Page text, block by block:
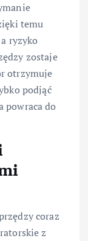
temu
ryzyko
zostaje
otrzymuje
podjąć
powraca do
coraz
z